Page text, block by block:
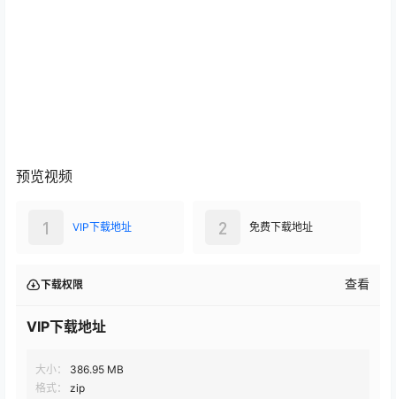
预览视频
VIP下载地址
1 免费下载地址
2
下载权限 查看
VIP下载地址
大小：
386.95 MB
格式：
zip